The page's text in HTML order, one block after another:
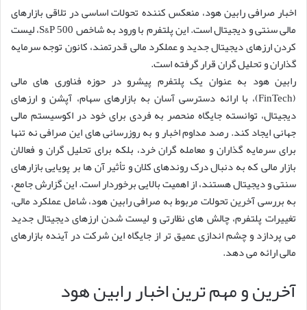
اخبار صرافی رابین هود، منعکس کننده تحولات اساسی در تلاقی بازارهای
مالی سنتی و دیجیتال است. این پلتفرم با ورود به شاخص S&P 500، لیست
کردن ارزهای دیجیتال جدید و عملکرد مالی قدرتمند، کانون توجه سرمایه
گذاران و تحلیل گران قرار گرفته است.
رابین هود به عنوان یک پلتفرم پیشرو در حوزه فناوری های مالی
(FinTech)، با ارائه دسترسی آسان به بازارهای سهام، آپشن و ارزهای
دیجیتال، توانسته جایگاه منحصر به فردی برای خود در اکوسیستم مالی
جهانی ایجاد کند. رصد مداوم اخبار و به روزرسانی های این صرافی نه تنها
برای سرمایه گذاران و معامله گران خرد، بلکه برای تحلیل گران و فعالان
بازار مالی که به دنبال درک روندهای کلان و تأثیر آن ها بر پویایی بازارهای
سنتی و دیجیتال هستند، از اهمیت بالایی برخوردار است. این گزارش جامع،
به بررسی آخرین تحولات مربوط به صرافی رابین هود، شامل عملکرد مالی،
تغییرات پلتفرم، چالش های نظارتی و لیست شدن ارزهای دیجیتال جدید
می پردازد و چشم اندازی عمیق تر از جایگاه این شرکت در آینده بازارهای
مالی ارائه می دهد.
آخرین و مهم ترین اخبار رابین هود